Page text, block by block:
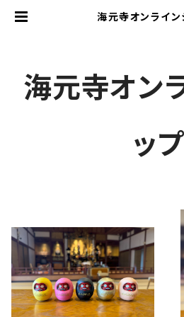
海元寺オンライン
海元寺オン
ップ